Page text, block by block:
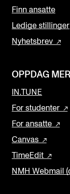
Finn ansatte
Ledige stillinger
Nyhetsbrev
OPPDAG MER
IN.TUNE
For studenter
For ansatte
Canvas
TimeEdit
NMH Webmail